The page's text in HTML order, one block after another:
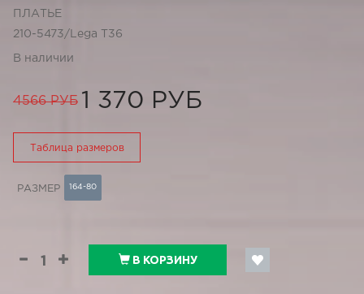
ПЛАТЬЕ
210-5473/Lega T36
В наличии
4566 РУБ 1 370 РУБ
Таблица размеров
РАЗМЕР 164-80
В КОРЗИНУ